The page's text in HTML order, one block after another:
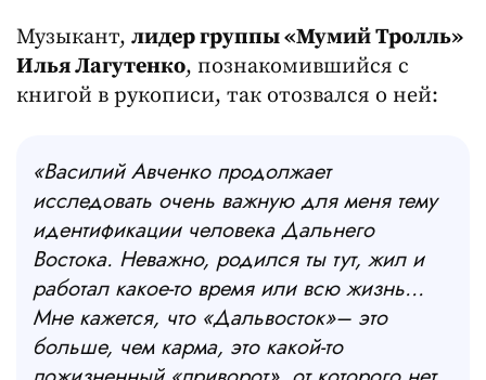
Музыкант, лидер группы «Мумий Тролль»
Илья Лагутенко, познакомившийся с
книгой в рукописи, так отозвался о ней:
«Василий Авченко продолжает
исследовать очень важную для меня тему
идентификации человека Дальнего
Востока. Неважно, родился ты тут, жил и
работал какое-то время или всю жизнь…
Мне кажется, что «Дальвосток»– это
больше, чем карма, это какой-то